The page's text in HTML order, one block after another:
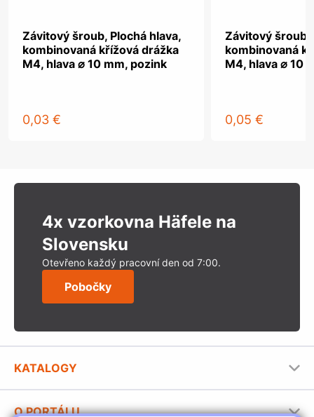
Závitový šroub, Plochá hlava,
kombinovaná křížová drážka
M4, hlava ⌀ 10 mm, pozink
0,03 €
Závitový šroub,
kombinovaná
M4, hlava ⌀ 10
0,05 €
4x vzorkovna Häfele na
Slovensku
Otevřeno každý pracovní den od 7:00.
Pobočky
KATALOGY
O PORTÁLU